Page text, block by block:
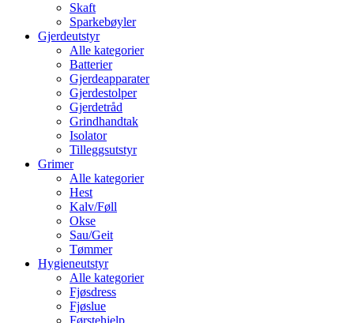
Skaft
Sparkebøyler
Gjerdeutstyr
Alle kategorier
Batterier
Gjerdeapparater
Gjerdestolper
Gjerdetråd
Grindhandtak
Isolator
Tilleggsutstyr
Grimer
Alle kategorier
Hest
Kalv/Føll
Okse
Sau/Geit
Tømmer
Hygieneutstyr
Alle kategorier
Fjøsdress
Fjøslue
Førstehjelp